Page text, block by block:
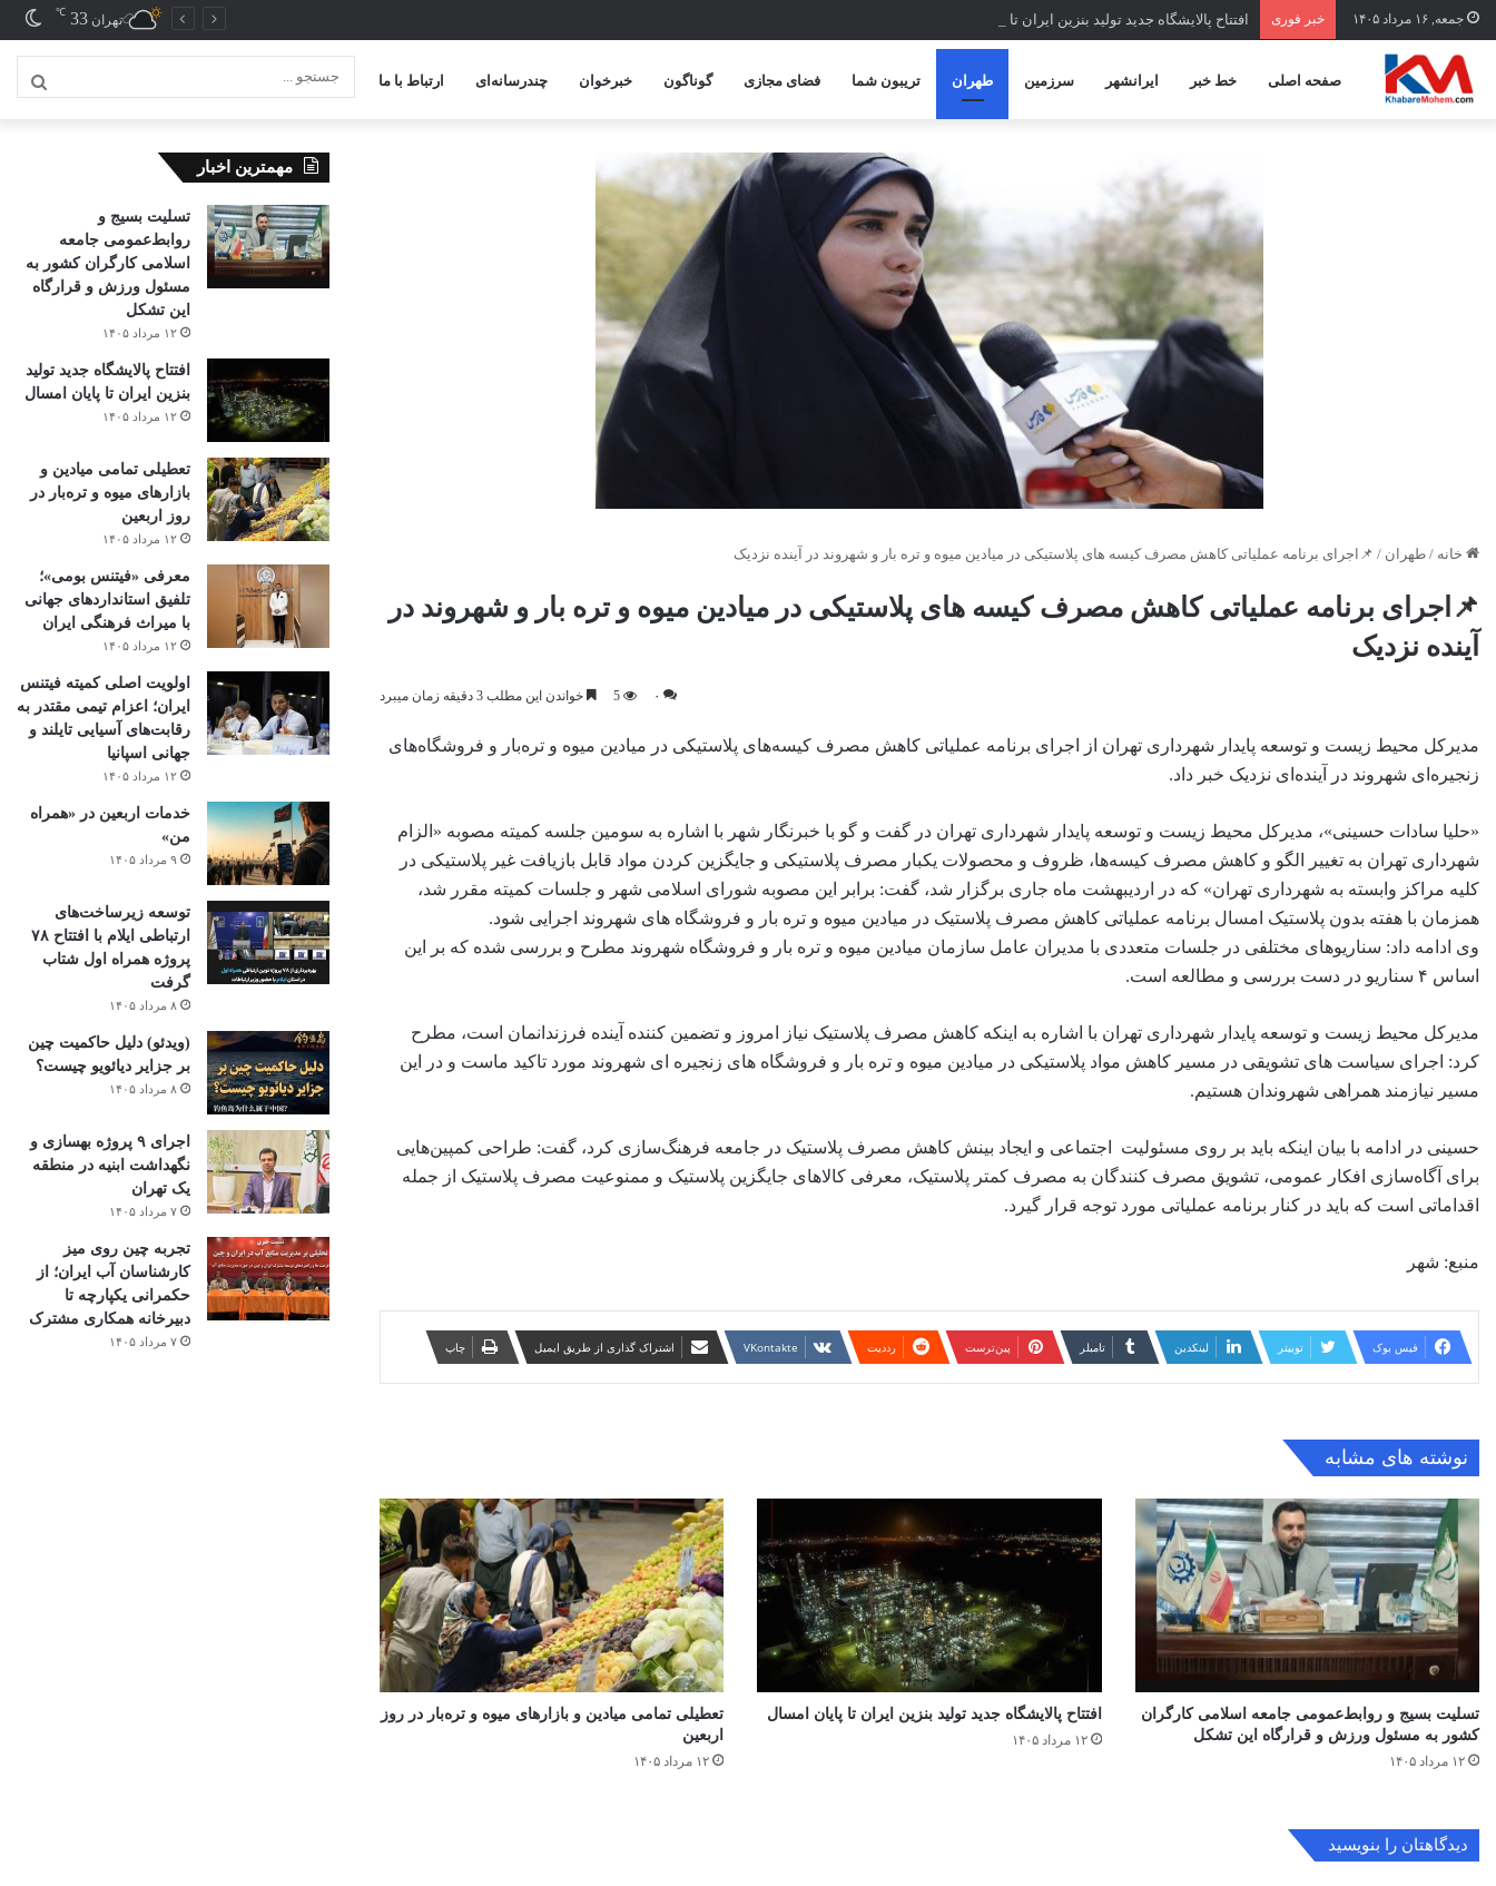
جمعه, ۱۶ مرداد ۱۴۰۵ خبر فوری افتتاح ‌پالایشگاه جدید تولید بنزین ایران تا پایان امسال تهران 33
℃
صفحه اصلی خط خبر ایرانشهر سرزمین طهران تریبون شما فضای مجازی گوناگون خبرخوان چندرسانه‌ای ارتباط با ما
خانه / طهران / 📌اجرای برنامه عملیاتی کاهش مصرف کیسه های پلاستیکی در میادین میوه و تره بار و شهروند در آینده نزدیک
📌اجرای برنامه عملیاتی کاهش مصرف کیسه های پلاستیکی در میادین میوه و تره بار و شهروند در
آینده نزدیک
۰ 5 خواندن این مطلب 3 دقیقه زمان میبرد
مدیرکل محیط زیست و توسعه پایدار شهرداری تهران از اجرای برنامه عملیاتی کاهش مصرف کیسه‌های پلاستیکی در میادین میوه و تره‌بار و فروشگاه‌های
زنجیره‌ای شهروند در آینده‌ای نزدیک خبر داد.
«حلیا سادات حسینی»، مدیرکل محیط زیست و توسعه پایدار شهرداری تهران در گفت و گو با خبرنگار شهر با اشاره به سومین جلسه کمیته مصوبه «الزام
شهرداری تهران به تغییر الگو و کاهش مصرف کیسه‌ها، ظروف و محصولات یکبار مصرف پلاستیکی و جایگزین کردن مواد قابل بازیافت غیر پلاستیکی در
کلیه مراکز وابسته به شهرداری تهران» که در اردیبهشت ماه جاری برگزار شد، گفت: برابر این مصوبه شورای اسلامی شهر و جلسات کمیته مقرر شد،
همزمان با هفته بدون پلاستیک امسال برنامه عملیاتی کاهش مصرف پلاستیک در میادین میوه و تره بار و فروشگاه های شهروند اجرایی شود.
وی ادامه داد: سناریوهای مختلفی در جلسات متعددی با مدیران عامل سازمان میادین میوه و تره بار و فروشگاه شهروند مطرح و بررسی شده که بر این
اساس ۴ سناریو در دست بررسی و مطالعه است.
مدیرکل محیط زیست و توسعه پایدار شهرداری تهران با اشاره به اینکه کاهش مصرف پلاستیک نیاز امروز و تضمین کننده آینده فرزندانمان است، مطرح
کرد: اجرای سیاست های تشویقی در مسیر کاهش مواد پلاستیکی در میادین میوه و تره بار و فروشگاه های زنجیره ای شهروند مورد تاکید ماست و در این
مسیر نیازمند همراهی شهروندان هستیم.
حسینی در ادامه با بیان اینکه باید بر روی مسئولیت اجتماعی و ایجاد بینش کاهش مصرف پلاستیک در جامعه فرهنگ‌سازی کرد، گفت: طراحی کمپین‌هایی
برای آگاه‌سازی افکار عمومی، تشویق مصرف کنندگان به مصرف کمتر پلاستیک، معرفی کالاهای جایگزین پلاستیک و ممنوعیت مصرف پلاستیک از جمله
اقداماتی است که باید در کنار برنامه عملیاتی مورد توجه قرار گیرد.
منبع: شهر
فیس بوک توییتر لینکدین ‫تامبلر ‫پین‌ترست ‫رددیت ‫VKontakte اشتراک گذاری از طریق ایمیل چاپ
نوشته های مشابه
تسلیت بسیج و روابط‌عمومی جامعه اسلامی کارگران
کشور به مسئول ورزش و قرارگاه این تشکل
۱۲ مرداد ۱۴۰۵
افتتاح ‌پالایشگاه جدید تولید بنزین ایران تا پایان امسال
۱۲ مرداد ۱۴۰۵
تعطیلی تمامی میادین و بازارهای میوه و تره‌بار در روز
اربعین
۱۲ مرداد ۱۴۰۵
دیدگاهتان را بنویسید
مهمترین اخبار
تسلیت بسیج و
روابط‌عمومی جامعه
اسلامی کارگران کشور به
مسئول ورزش و قرارگاه
این تشکل
۱۲ مرداد ۱۴۰۵
افتتاح ‌پالایشگاه جدید تولید
بنزین ایران تا پایان امسال
۱۲ مرداد ۱۴۰۵
تعطیلی تمامی میادین و
بازارهای میوه و تره‌بار در
روز اربعین
۱۲ مرداد ۱۴۰۵
معرفی «فیتنس بومی»؛
تلفیق استانداردهای جهانی
با میراث فرهنگی ایران
۱۲ مرداد ۱۴۰۵
اولویت اصلی کمیته فیتنس
ایران؛ اعزام تیمی مقتدر به
رقابت‌های آسیایی تایلند و
جهانی اسپانیا
۱۲ مرداد ۱۴۰۵
خدمات اربعین در «همراه
من»
۹ مرداد ۱۴۰۵
توسعه زیرساخت‌های
ارتباطی ایلام با افتتاح ۷۸
پروژه همراه اول شتاب
گرفت
۸ مرداد ۱۴۰۵
(ویدئو) دلیل حاکمیت چین
بر جزایر دیائویو چیست؟
۸ مرداد ۱۴۰۵
اجرای ۹ پروژه بهسازی و
نگهداشت ابنیه در منطقه
یک تهران
۷ مرداد ۱۴۰۵
تجربه چین روی میز
کارشناسان آب ایران؛ از
حکمرانی یکپارچه تا
دبیرخانه همکاری مشترک
۷ مرداد ۱۴۰۵